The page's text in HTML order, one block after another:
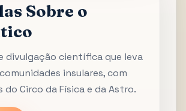
Sobre o
divulgação científica que leva
insulares, com
do Circo da Física e da Astro.